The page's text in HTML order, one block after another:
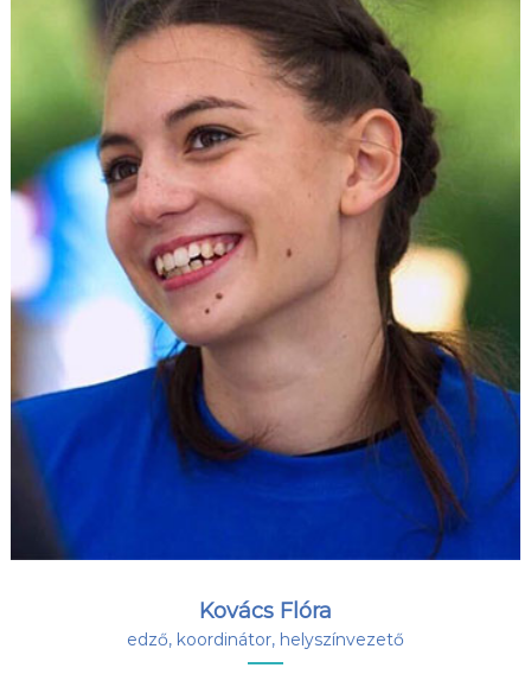
Kovács Flóra
edző, koordinátor, helyszínvezető